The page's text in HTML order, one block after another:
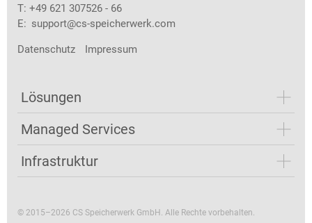
T: +49 621 307526 - 66
E: support@cs-speicherwerk.com
Datenschutz Impressum
Lösungen
Managed Services
Infrastruktur
© 2015–2026 CS Speicherwerk GmbH. Alle Rechte vorbehalten.